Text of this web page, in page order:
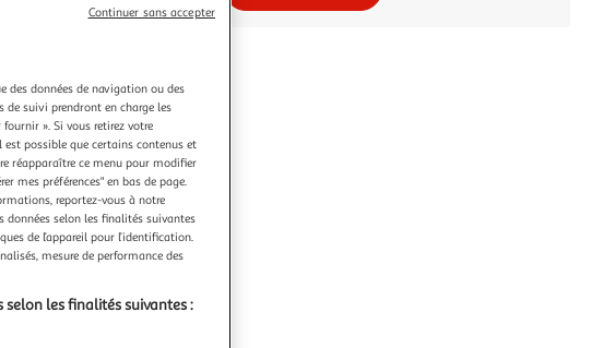
des données de navigation ou des
de suivi prendront en charge les
». Si vous retirez votre
possible que certains contenus et
réapparaître ce menu pour modifier
mes préférences" en bas de page.
reportez-vous à notre
selon les finalités suivantes
de l’appareil pour l’identification.
mesure de performance des
selon les finalités suivantes :
Continuer sans accepter